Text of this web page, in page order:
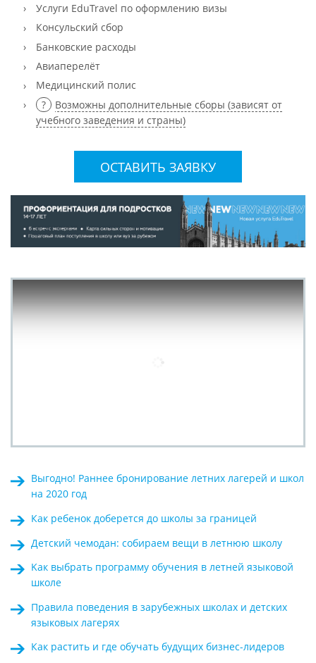
Услуги EduTravel по оформлению визы
Консульский сбор
Банковские расходы
Авиаперелёт
Медицинский полис
Возможны дополнительные сборы (зависят от
учебного заведения и страны)
ОСТАВИТЬ ЗАЯВКУ
Выгодно! Раннее бронирование летних лагерей и школ
на 2020 год
Как ребенок доберется до школы за границей
Детский чемодан: собираем вещи в летнюю школу
Kак выбрать программу обучения в летней языковой
школе
Правила поведения в зарубежных школах и детских
языковых лагерях
Как растить и где обучать будущих бизнес-лидеров